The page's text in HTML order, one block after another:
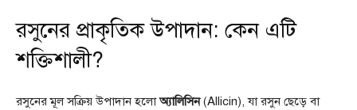
রসুনের প্রাকৃতিক উপাদান: কেন এটি
শক্তিশালী?
রসুনের মূল সক্রিয় উপাদান হলোঅ্যালিসিন(Allicin), যা রসুন ছেড়ে বা